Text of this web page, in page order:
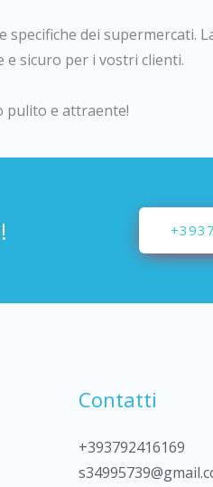
specifiche dei supermercati.
e sicuro per i vostri clienti.
pulito e attraente!
Contatti
+393792416169